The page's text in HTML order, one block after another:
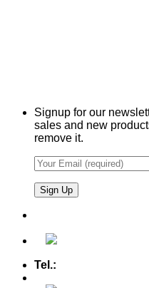
Signup for our
sales and new
remove it.
Tel.: